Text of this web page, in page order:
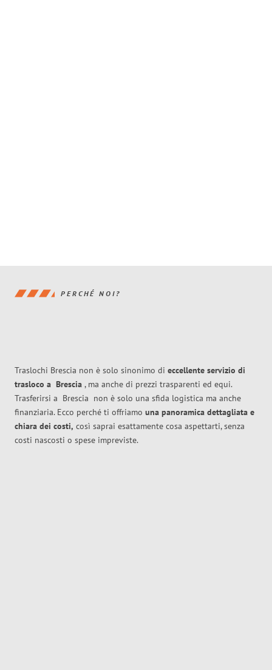
PERCHÉ NOI?
Traslochi Brescia non è solo sinonimo di eccellente servizio di
trasloco a Brescia , ma anche di prezzi trasparenti ed equi.
Trasferirsi a Brescia non è solo una sfida logistica ma anche
finanziaria. Ecco perché ti offriamo una panoramica dettagliata e
chiara dei costi, così saprai esattamente cosa aspettarti, senza
costi nascosti o spese impreviste.